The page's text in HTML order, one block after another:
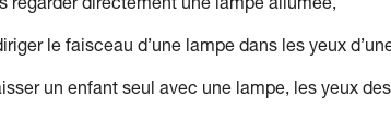
regarder directement une lampe allumée,
le faisceau d’une lampe dans les yeux
un enfant seul avec une lampe, les yeux